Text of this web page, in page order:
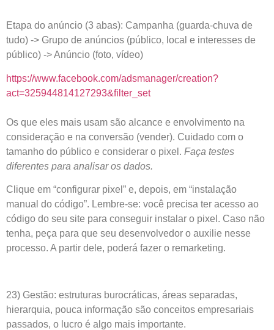
Etapa do anúncio (3 abas): Campanha (guarda-chuva de
tudo) -> Grupo de anúncios (público, local e interesses de
público) -> Anúncio (foto, vídeo)
https://www.facebook.com/adsmanager/creation?
act=325944814127293&filter_set
Os que eles mais usam são alcance e envolvimento na
consideração e na conversão (vender). Cuidado com o
tamanho do público e considerar o pixel. Faça testes
diferentes para analisar os dados.
Clique em “configurar pixel” e, depois, em “instalação
manual do código”. Lembre-se: você precisa ter acesso ao
código do seu site para conseguir instalar o pixel. Caso não
tenha, peça para que seu desenvolvedor o auxilie nesse
processo. A partir dele, poderá fazer o remarketing.
23) Gestão: estruturas burocráticas, áreas separadas,
hierarquia, pouca informação são conceitos empresariais
passados, o lucro é algo mais importante.